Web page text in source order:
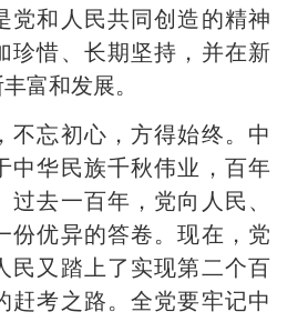
党和人民共同创造的精神
珍惜、长期坚持，并在新
富和发展。
忘初心，方得始终。中
中华民族千秋伟业，百年
过去一百年，党向人民、
份优异的答卷。现在，党
民又踏上了实现第二个百
赶考之路。全党要牢记中